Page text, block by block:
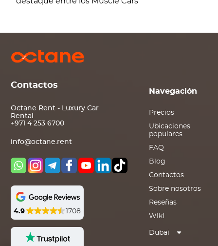
Contactos
Octane Rent - Luxury Car
Rental
+971 4 253 6700
info@octane.rent
4.9 1708
Navegación
Precios
Ubicaciones
populares
FAQ
Blog
Contactos
Sobre nosotros
Reseñas
Wiki
Dubai